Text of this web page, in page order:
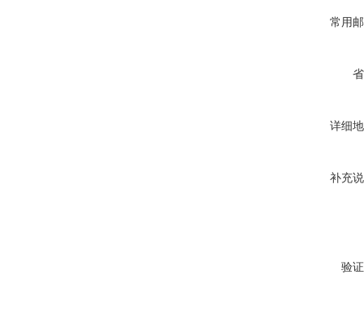
常用
详细
补充
验